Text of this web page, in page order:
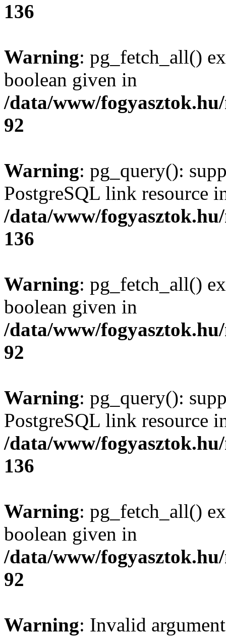
136
Warning: pg_fetch_all()
boolean given in
/data/www/
92
Warning: pg_query():
PostgreSQL link resource
/data/www/
136
Warning: pg_fetch_all()
boolean given in
/data/www/
92
Warning: pg_query():
PostgreSQL link resource
/data/www/
136
Warning: pg_fetch_all()
boolean given in
/data/www/
92
Warning: Invalid